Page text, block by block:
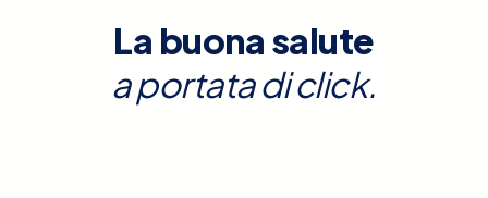
La buona salute
a portata di click.